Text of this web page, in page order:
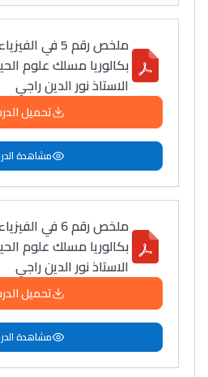
مسار عبد العزيز فتيشي،
المبدع فمجال الديكور و
النحت اللي كيحلم يحيي
أكادير أوفلا
سقطت فالباك و سنة
2011 بدّلاتني بزّاف، مسار
إلياس أريدال، إطار
فمنظّمة دولية
مهنة التّرجمة، العمل
التّطوّعي، التّشبيك و
أشياء أخرى مع مامودو
سامورا
بطلة المغرب فالقفز
الطولي، ملاك البردع
كتحكي على تجربتها
فالرّياضة و الدّراسة
ملخص رقم 5 في
بكالوريا مسلك علوم
الاستاذ نور الدين راجي
تحميل
مشاهدة
ملخص رقم 6 في
بكالوريا مسلك علوم
الاستاذ نور الدين راجي
تحميل
مشاهدة